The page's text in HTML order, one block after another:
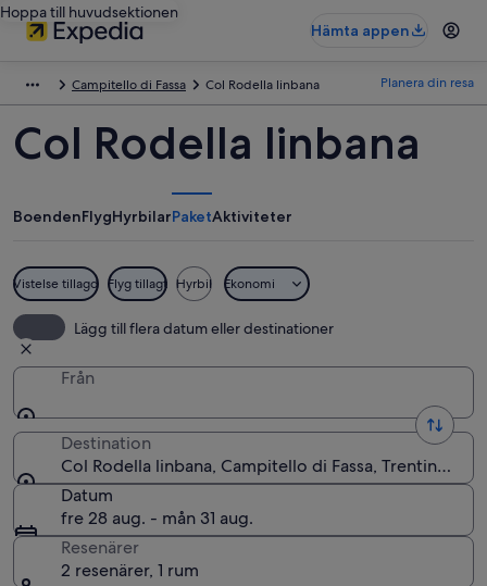
Hoppa till huvudsektionen
Hämta appen
Campitello di Fassa Col Rodella linbana Planera din resa
Col Rodella linbana
BoendenFlygHyrbilarPaketAktiviteter
Vistelse tillagd Flyg tillagt Hyrbil Ekonomi
Lägg till flera datum eller destinationer
Från
Destination
Col Rodella linbana, Campitello di Fassa, Trentino-
Datum
fre 28 aug. - mån 31 aug.
Resenärer
2 resenärer, 1 rum